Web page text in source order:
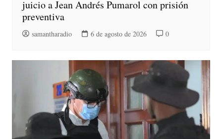
juicio a Jean Andrés Pumarol con prisión
preventiva
samantharadio 6 de agosto de 2026 0